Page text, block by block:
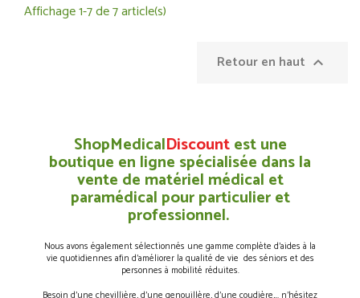
Affichage 1-7 de 7 article(s)
Retour en haut 
ShopMedicalDiscountest une
boutique en ligne spécialisée dans la
vente de matériel médical et
paramédical pour particulier et
professionnel.
Nous avons également sélectionnés une gamme complète d’aides à la
vie quotidiennes afin d’améliorer la qualité de vie des séniors et des
personnes à mobilité réduites.